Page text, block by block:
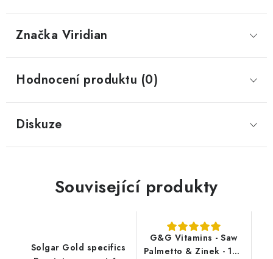
Značka Viridian
Hodnocení produktu (0)
Diskuze
Související produkty
Solgar Gold specifics
G&G Vitamins - Saw
Palmetto & Zinek - 120